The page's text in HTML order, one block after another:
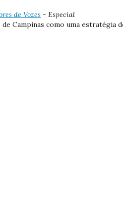
de Vozes - Especial
Campinas como uma estratégia